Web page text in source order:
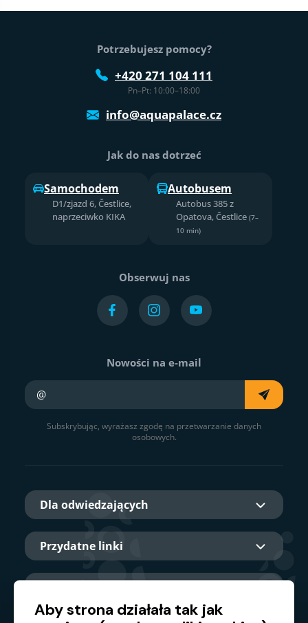
Stopka strony
Potrzebujesz pomocy?
+420 271 104 111
Pn–Pt: 10:00–18:00
info@aquapalace.cz
Jak do nas dotrzeć
Samochodem
D1/zjazd 6, Čestlice,
naprzeciwko KIKA
Autobusem
Autobus 385 z
Opatova, Čestlice (7–
10 min)
Obserwuj nas
Nowości na e-mail
Subskrybując, wyrażasz zgodę na przetwarzanie danych
osobowych.
Dla odwiedzających
Przydatne linki
Aby strona działała tak jak